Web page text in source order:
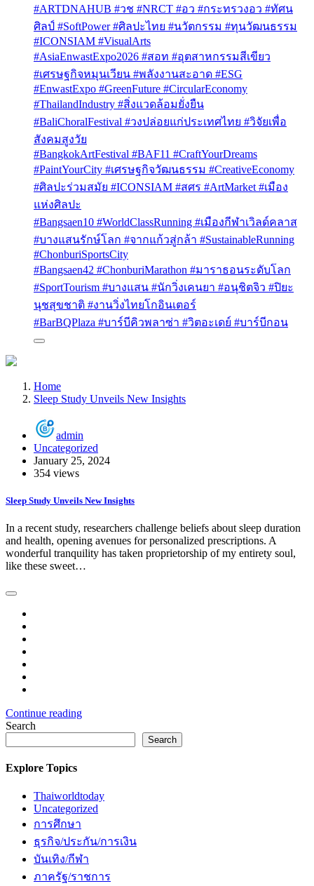
#ARTDNAHUB #วช #NRCT #อว #กระทรวงอว #ทัศน
ศิลป์ #SoftPower #ศิลปะไทย #นวัตกรรม #ทุนวัฒนธรรม
#ICONSIAM #VisualArts
#AsiaEnwastExpo2026 #สอท #อุตสาหกรรมสีเขียว
#เศรษฐกิจหมุนเวียน #พลังงานสะอาด #ESG
#EnwastExpo #GreenFuture #CircularEconomy
#ThailandIndustry #สิ่งแวดล้อมยั่งยืน
#BaliChoralFestival #วงปล่อยแก่ประเทศไทย #วิจัยเพื่อ
สังคมสูงวัย
#BangkokArtFestival #BAF11 #CraftYourDreams
#PaintYourCity #เศรษฐกิจวัฒนธรรม #CreativeEconomy
#ศิลปะร่วมสมัย #ICONSIAM #สศร #ArtMarket #เมือง
แห่งศิลปะ
#Bangsaen10 #WorldClassRunning #เมืองกีฬาเวิลด์คลาส
#บางแสนรักษ์โลก #จากแก้วสู่กล้า #SustainableRunning
#ChonburiSportsCity
#Bangsaen42 #ChonburiMarathon #มาราธอนระดับโลก
#SportTourism #บางแสน #นักวิ่งเคนยา #อนุชิตจิว #ปิยะ
นุชสุขชาติ #งานวิ่งไทยโกอินเตอร์
#BarBQPlaza #บาร์บีคิวพลาซ่า #วิตอะเดย์ #บาร์บีกอน
Home
Sleep Study Unveils New Insights
admin
Uncategorized
January 25, 2024
354 views
Sleep Study Unveils New Insights
In a recent study, researchers challenge beliefs about sleep duration
and health, opening avenues for personalized prescriptions. A
wonderful tranquility has taken proprietorship of my entirety soul,
like these sweet…
Continue reading
Search
Search
Explore Topics
Thaiworldtoday
Uncategorized
การศึกษา
ธุรกิจ/ประกัน/การเงิน
บันเทิง/กีฬา
ภาครัฐ/ราชการ